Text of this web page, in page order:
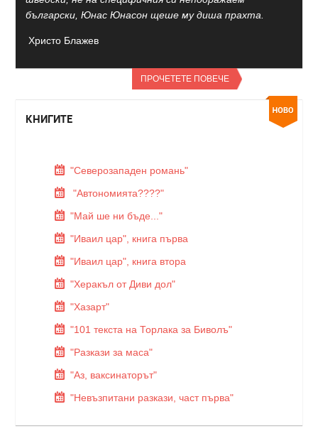
български, Юнас Юнасон щеше му диша прахта.
Христо Блажев
ПРОЧЕТЕТЕ ПОВЕЧЕ
КНИГИТЕ
"Северозападен романь"
"Автономията????"
"Май ше ни бъде..."
"Иваил цар", книга първа
"Иваил цар", книга втора
"Херакъл от Диви дол"
"Хазарт"
"101 текста на Торлака за Биволъ"
"Разкази за маса"
"Аз, ваксинаторът"
"Невъзпитани разкази, част първа"